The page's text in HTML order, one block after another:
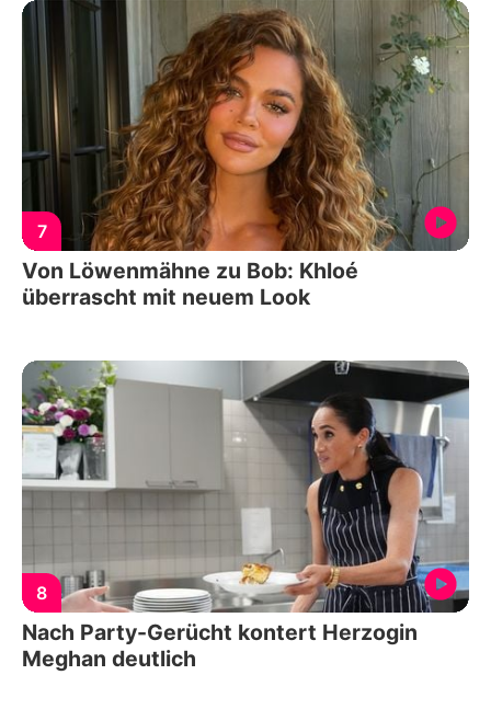
7
Von Löwenmähne zu Bob: Khloé
überrascht mit neuem Look
8
Nach Party-Gerücht kontert Herzogin
Meghan deutlich